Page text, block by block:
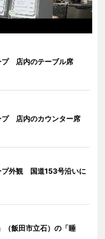
プ 店内のテーブル席
プ 店内のカウンター席
プ外観 国道153号沿いに
（飯田市立石）の「睡